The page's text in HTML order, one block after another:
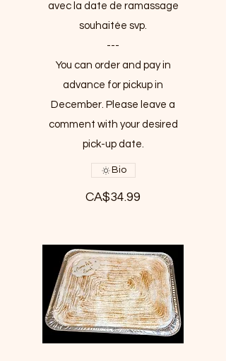
avec la date de ramassage
souhaitée svp.
---
You can order and pay in
advance for pickup in
December. Please leave a
comment with your desired
pick-up date.
CA$34.99
Bio